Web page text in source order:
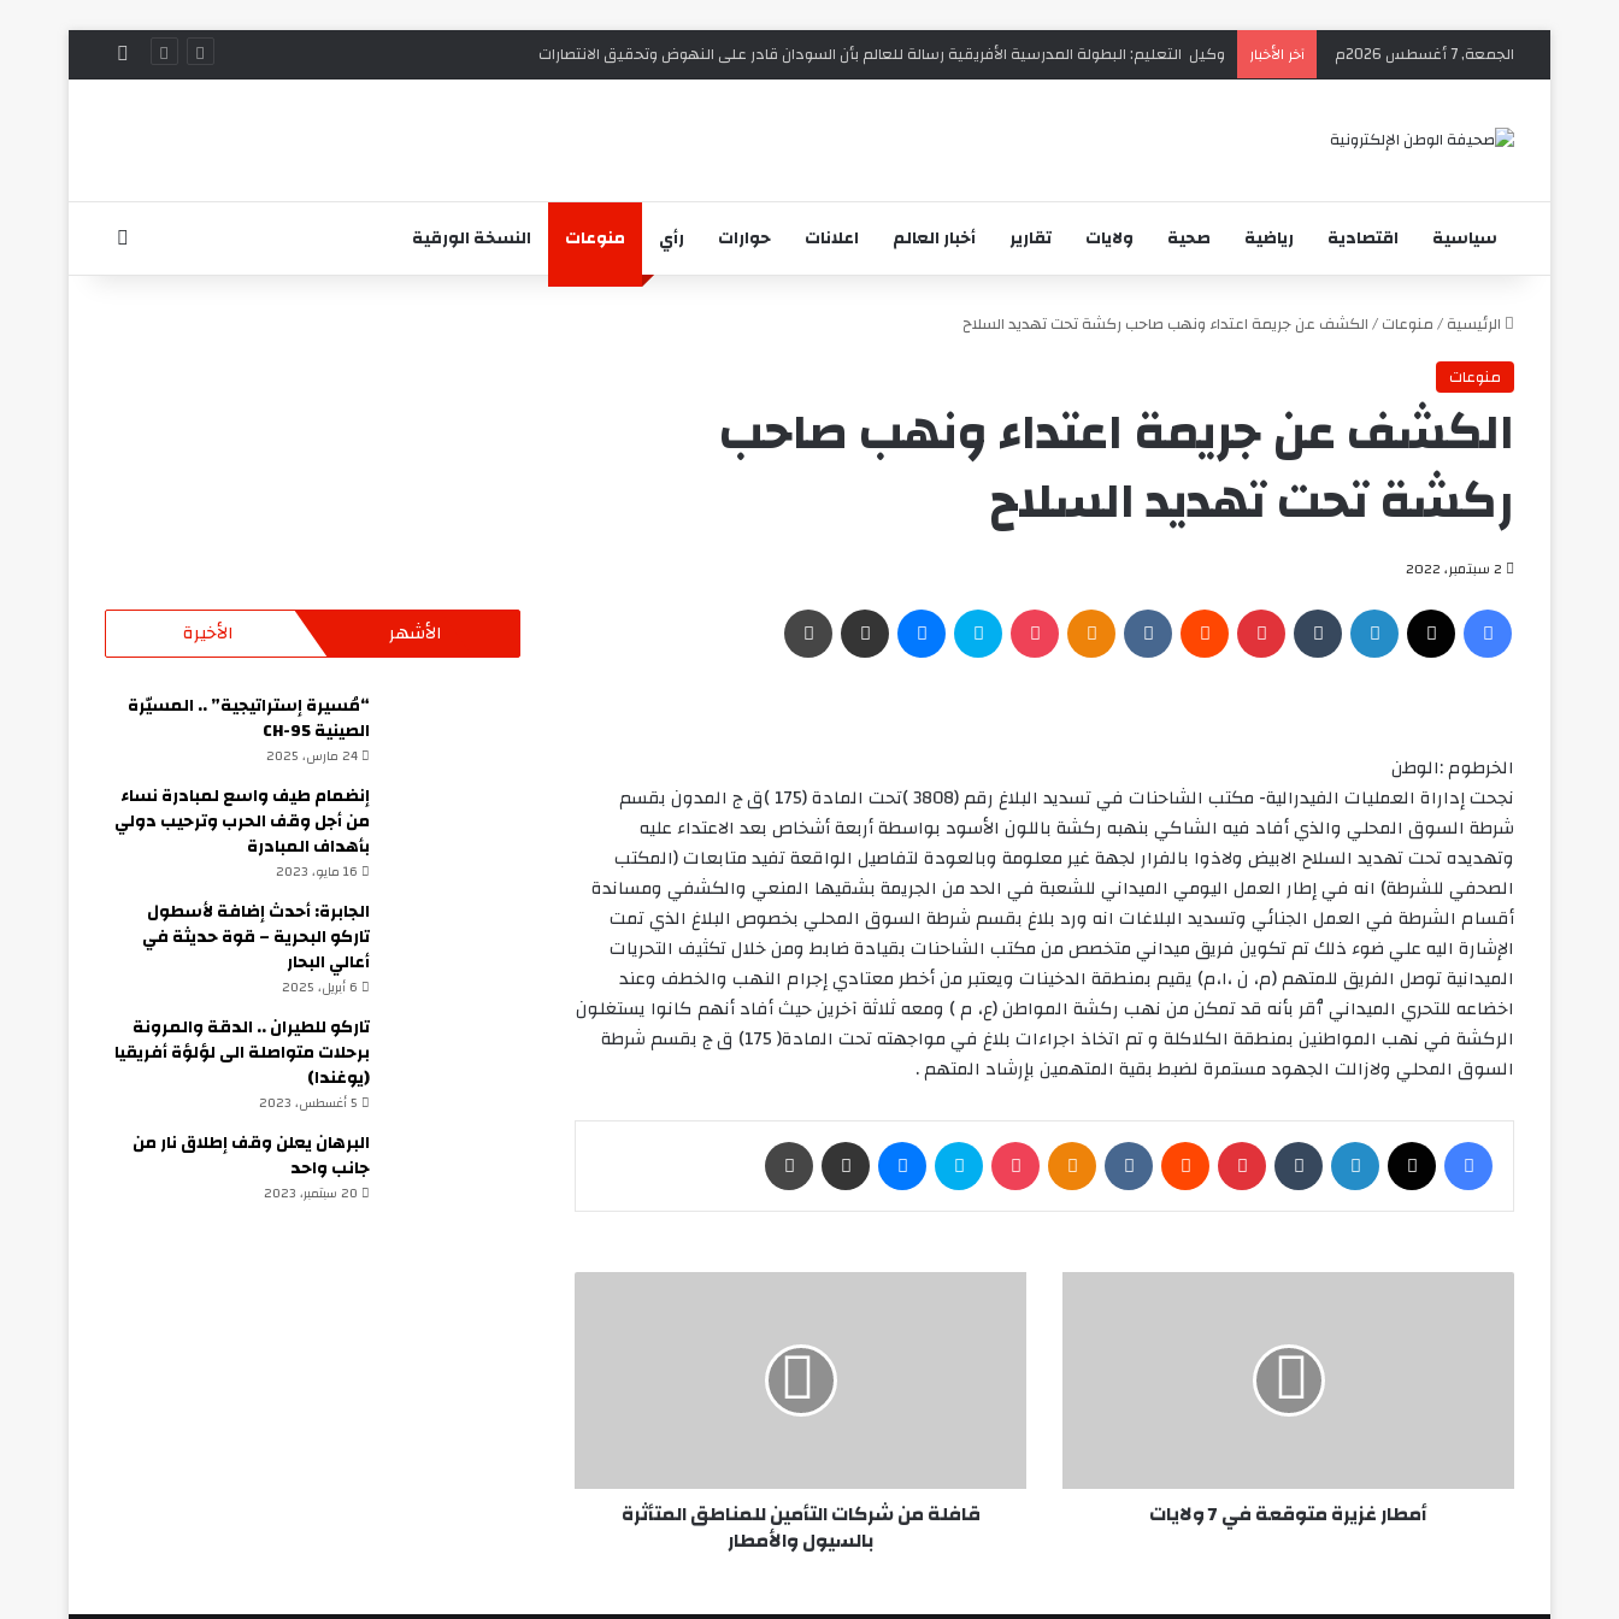
الجمعة, 7 أغسطس 2026م آخر الأخبار وكيل التعليم: البطولة المدرسية الأفريقية رسالة للعالم بأن السودان قادر على النهوض وتحقيق الانتصارات
سياسية اقتصادية رياضية صحية ولايات تقارير أخبار العالم اعلانات حوارات رأي منوعات النسخة الورقية
الرئيسية/منوعات/الكشف عن جريمة اعتداء ونهب صاحب ركشة تحت تهديد السلاح
منوعات
الكشف عن جريمة اعتداء ونهب صاحب
ركشة تحت تهديد السلاح
2 سبتمبر، 2022
فيسبوك لينكدإن بينتيريست Odnoklassniki
‫Pocket سكايب ماسنجر مشاركة عبر البريد
الخرطوم :الوطن
نجحت إداراة العمليات الفيدرالية- مكتب الشاحنات في تسديد البلاغ رقم (3808 )تحت المادة (175 )ق ج المدون بقسم
شرطة السوق المحلي والذي أفاد فيه الشاكي بنهبه ركشة باللون الأسود بواسطة أربعة أشخاص بعد الاعتداء عليه
وتهديده تحت تهديد السلاح الابيض ولاذوا بالفرار لجهة غير معلومة وبالعودة لتفاصيل الواقعة تفيد متابعات (المكتب
الصحفي للشرطة) انه في إطار العمل اليومي الميداني للشعبة في الحد من الجريمة بشقيها المنعي والكشفي ومساندة
أقسام الشرطة في العمل الجنائي وتسديد البلاغات انه ورد بلاغ بقسم شرطة السوق المحلي بخصوص البلاغ الذي تمت
الإشارة اليه علي ضوء ذلك تم تكوين فريق ميداني متخصص من مكتب الشاحنات بقيادة ضابط ومن خلال تكثيف التحريات
الميدانية توصل الفريق للمتهم (م، ن ،ا،م) يقيم بمنطقة الدخينات ويعتبر من أخطر معتادي إجرام النهب والخطف وعند
اخضاعه للتحري الميداني ٱقر بأنه قد تمكن من نهب ركشة المواطن (ع، م ) ومعه ثلاثة آخرين حيث أفاد أنهم كانوا يستغلون
الركشة في نهب المواطنين بمنطقة الكلاكلة و تم اتخاذ اجراءات بلاغ في مواجهته تحت المادة( 175) ق ج بقسم شرطة
السوق المحلي ولازالت الجهود مستمرة لضبط بقية المتهمين بإرشاد المتهم .
فيسبوك لينكدإن بينتيريست Odnoklassniki
‫Pocket سكايب ماسنجر مشاركة عبر البريد
أمطار
أمطار غزيرة متوقعة في 7 ولايات قافلة من شركات التأمين للمناطق المتأثرة
بالسيول والأمطار
الأشهر الأخيرة
“مُسيرة إستراتيجية” .. المسيّرة
الصينية CH-95
24 مارس، 2025
إنضمام طيف واسع لمبادرة نساء
من أجل وقف الحرب وترحيب دولي
بأهداف المبادرة
16 مايو، 2023
الجابرة: أحدث إضافة لأسطول
تاركو البحرية – قوة حديثة في
أعالي البحار
6 أبريل، 2025
تاركو للطيران .. الدقة والمرونة
برحلات متواصلة الى لؤلؤة أفريقيا
(يوغندا)
5 أغسطس، 2023
البرهان يعلن وقف إطلاق نار من
جانب واحد
20 سبتمبر، 2023